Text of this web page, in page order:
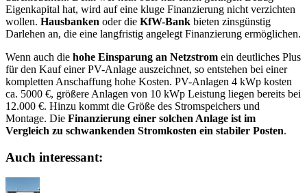
Eigenkapital hat, wird auf eine kluge Finanzierung nicht verzichten
wollen. Hausbanken oder die KfW-Bank bieten zinsgünstig
Darlehen an, die eine langfristig angelegt Finanzierung ermöglichen.
Wenn auch die hohe Einsparung an Netzstrom ein deutliches Plus
für den Kauf einer PV-Anlage auszeichnet, so entstehen bei einer
kompletten Anschaffung hohe Kosten. PV-Anlagen 4 kWp kosten
ca. 5000 €, größere Anlagen von 10 kWp Leistung liegen bereits bei
12.000 €. Hinzu kommt die Größe des Stromspeichers und
Montage. Die Finanzierung einer solchen Anlage ist im
Vergleich zu schwankenden Stromkosten ein stabiler Posten.
Auch interessant: